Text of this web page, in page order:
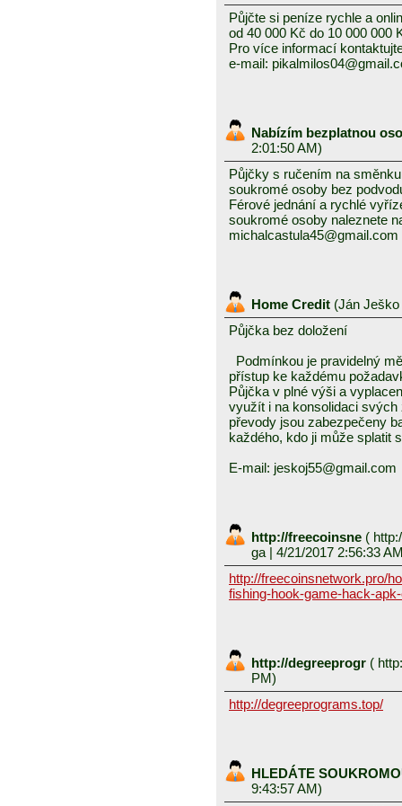
Půjčte si peníze rychle a
od 40 000 Kč do 10 000 000
Pro více informací
e-mail:
Nabízím bezplatnou
2:01:50 AM)
Půjčky s ručením na
soukromé osoby bez
Férové ​​jednání a rychlé
soukromé osoby naleznete
michalcastula45@gmail.com
Home Credit (Ján Ješko
Půjčka bez doložení
Podmínkou je pravidelný
přístup ke každému
Půjčka v plné výši a
využít i na konsolidaci
převody jsou zabezpečeny
každého, kdo ji může splatit
E-mail: jeskoj55@gmail.com
http://freecoinsne (
ga | 4/21/2017 2:56:33
http://freecoinsnetwork.pro/
fishing-hook-game-hack-
http://degreeprogr (
PM)
http://degreeprograms.top/
HLEDÁTE
9:43:57 AM)